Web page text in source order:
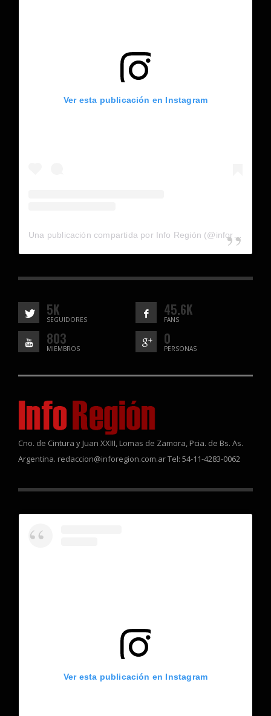
Ver esta publicación en Instagram
5K
SEGUIDORES
45.6K
FANS
803
MIEMBROS
0
PERSONAS
Cno. de Cintura y Juan XXIII, Lomas de Zamora, Pcia. de Bs. As.
Argentina. redaccion@inforegion.com.ar Tel: 54-11-4283-0062
Ver esta publicación en Instagram